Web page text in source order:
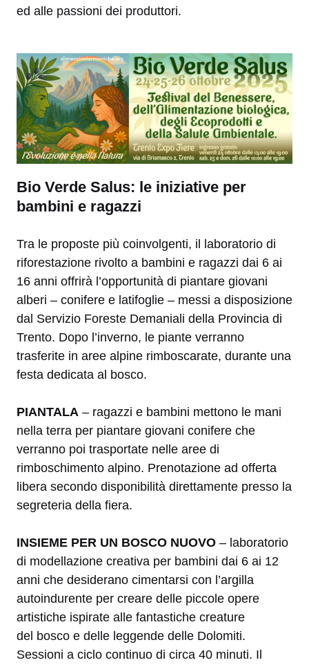
ed alle passioni dei produttori.
Bio Verde Salus: le iniziative per
bambini e ragazzi
Tra le proposte più coinvol­genti, il laboratorio di
riforestazione rivolto a bambini e ragazzi dai 6 ai
16 anni offrirà l’oppor­tunità di piantare giovani
alberi – conifere e latifoglie – messi a disposizione
dal Servizio Foreste Demaniali della Provincia di
Trento. Dopo l’inverno, le piante verranno
trasferite in aree alpine rimboscarate, duran­te una
festa dedicata al bo­sco.
PIANTALA – ragazzi e bambini mettono le mani
nella terra per piantare giovani conifere che
verranno poi trasportate nelle aree di
rimboschimento alpino. Prenotazione ad offerta
libera secondo disponibilità direttamente presso la
segreteria della fiera.
INSIEME PER UN BOSCO NUOVO – laboratorio
di modellazione creativa per bambini dai 6 ai 12
anni che desiderano cimentarsi con l’argilla
autoindurente per creare delle piccole opere
artistiche ispirate alle fantastiche creature
del bosco e delle leggende delle Dolomiti.
Sessioni a ciclo continuo di circa 40 minuti. Il